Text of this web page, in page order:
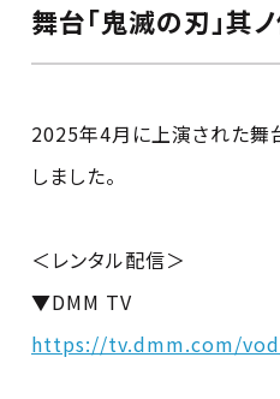
舞台「鬼滅の刃」
2025年4月に上演された舞
しました。
＜レンタル配信＞
▼DMM TV
https://tv.dmm.com/